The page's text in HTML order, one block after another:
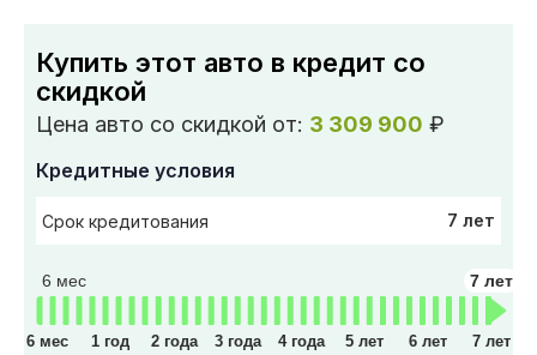
Купить этот авто в кредит со
скидкой
Цена авто со скидкой от: 3 309 900 ₽
Кредитные условия
Срок кредитования 7 лет
6 мес 7 лет
6 мес 1 год 2 года 3 года 4 года 5 лет 6 лет 7 лет